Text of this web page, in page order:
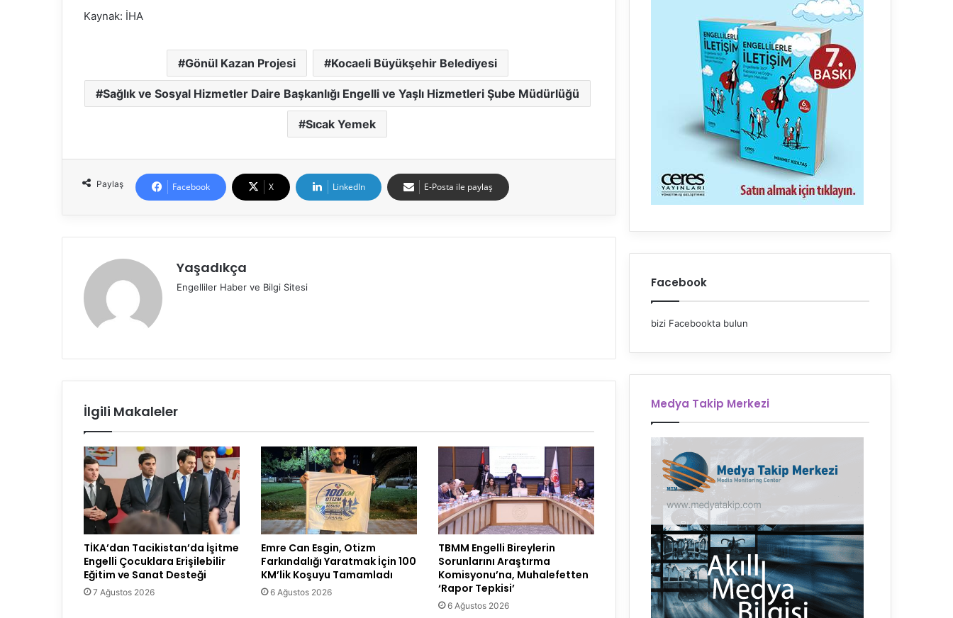
Kaynak: İHA
Gönül Kazan Projesi Kocaeli Büyükşehir Belediyesi
Sağlık ve Sosyal Hizmetler Daire Başkanlığı Engelli ve Yaşlı Hizmetleri Şube Müdürlüğü
Sıcak Yemek
Paylaş Facebook X LinkedIn E-Posta ile paylaş
Yaşadıkça
Engelliler Haber ve Bilgi Sitesi
İlgili Makaleler
TİKA’dan Tacikistan’da İşitme
Engelli Çocuklara Erişilebilir
Eğitim ve Sanat Desteği
7 Ağustos 2026
Emre Can Esgin, Otizm
Farkındalığı Yaratmak İçin 100
KM’lik Koşuyu Tamamladı
6 Ağustos 2026
TBMM Engelli Bireylerin
Sorunlarını Araştırma
Komisyonu’na, Muhalefetten
‘Rapor Tepkisi’
6 Ağustos 2026
Facebook
bizi Facebookta bulun
Medya Takip Merkezi